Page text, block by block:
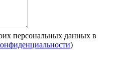
персональных данных в
)